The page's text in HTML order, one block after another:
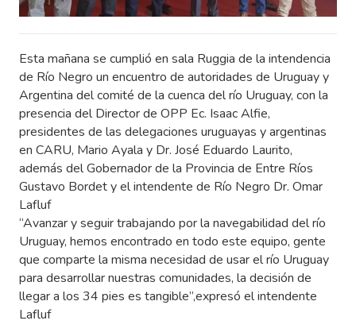
Esta mañana se cumplió en sala Ruggia de la intendencia
de Río Negro un encuentro de autoridades de Uruguay y
Argentina del comité de la cuenca del río Uruguay, con la
presencia del Director de OPP Ec. Isaac Alfie,
presidentes de las delegaciones uruguayas y argentinas
en CARU, Mario Ayala y Dr. José Eduardo Laurito,
además del Gobernador de la Provincia de Entre Ríos
Gustavo Bordet y el intendente de Río Negro Dr. Omar
Lafluf
“Avanzar y seguir trabajando por la navegabilidad del río
Uruguay, hemos encontrado en todo este equipo, gente
que comparte la misma necesidad de usar el río Uruguay
para desarrollar nuestras comunidades, la decisión de
llegar a los 34 pies es tangible”,expresó el intendente
Lafluf